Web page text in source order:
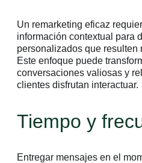
Un remarketing eficaz
información contextual para
personalizados que resulten
Este enfoque puede
conversaciones valiosas y
clientes disfrutan interactuar.
Tiempo y
Entregar mensajes en el